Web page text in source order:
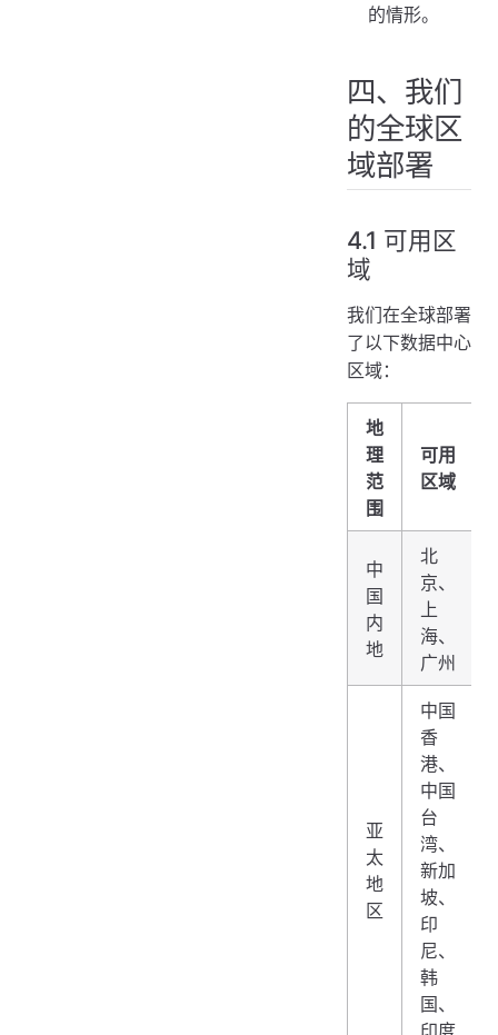
的情形。
四、我们
的全球区
域部署
4.1 可用区
域
我们在全球部署
了以下数据中心
区域：
地
理
范
围
可用
区域
中
国
内
地
北
京、
上
海、
广州
亚
太
地
区
中国
香
港、
中国
台
湾、
新加
坡、
印
尼、
韩
国、